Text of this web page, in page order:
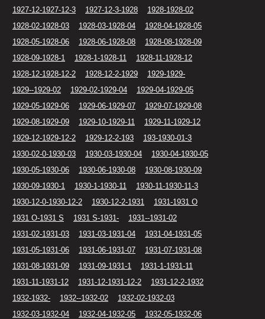
1927-12-1927-12-3 1927-12-3-1928
1928-1928-02
1928-02-1928-03
1928-03-1928-04
1928-04-1928-05
1928-05-1928-06
1928-06-1928-08
1928-08-1928-09
1928-09-1928-1
1928-1-1928-11
1928-11-1928-12
1928-12-1928-12-2
1928-12-2-1929
1929-1929-
1929--1929-02
1929-02-1929-04
1929-04-1929-05
1929-05-1929-06
1929-06-1929-07
1929-07-1929-08
1929-08-1929-09
1929-10-1929-11
1929-11-1929-12
1929-12-1929-12-2
1929-12-2-193
193-1930-01-3
1930-02-0-1930-03
1930-03-1930-04
1930-04-1930-05
1930-05-1930-06
1930-06-1930-08
1930-08-1930-09
1930-09-1930-1
1930-1-1930-11
1930-11-1930-11-3
1930-12-0-1930-12-2
1930-12-2-1931
1931-1931 O
1931 O-1931 S
1931 S-1931-
1931--1931-02
1931-02-1931-03
1931-03-1931-04
1931-04-1931-05
1931-05-1931-06
1931-06-1931-07
1931-07-1931-08
1931-08-1931-09
1931-09-1931-1
1931-1-1931-11
1931-11-1931-12
1931-12-1931-12-2
1931-12-2-1932
1932-1932-
1932--1932-02
1932-02-1932-03
1932-03-1932-04
1932-04-1932-05
1932-05-1932-06